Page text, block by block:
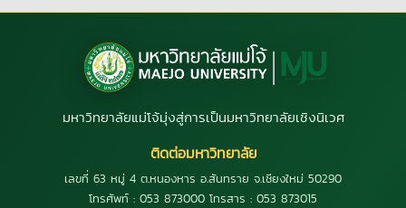
มหาวิทยาลัยแม่โจ้มุ่งสู่การเป็นมหาวิทยาลัยเชิงนิเวศ
ติดต่อมหาวิทยาลัย
เลขที่ 63 หมู่ 4 ต.หนองหาร อ.สันทราย จ.เชียงใหม่ 50290
โทรศัพท์ : 053 873000 โทรสาร : 053 873015